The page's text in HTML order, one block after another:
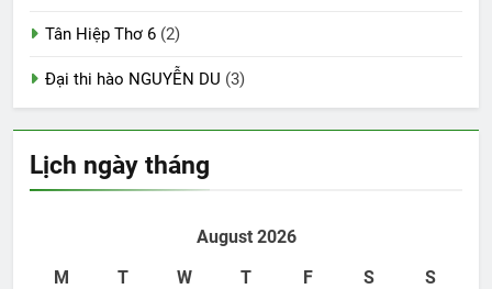
Tân Hiệp Thơ 6 (2)
Đại thi hào NGUYỄN DU (3)
Lịch ngày tháng
August 2026
M
T W T F S
S